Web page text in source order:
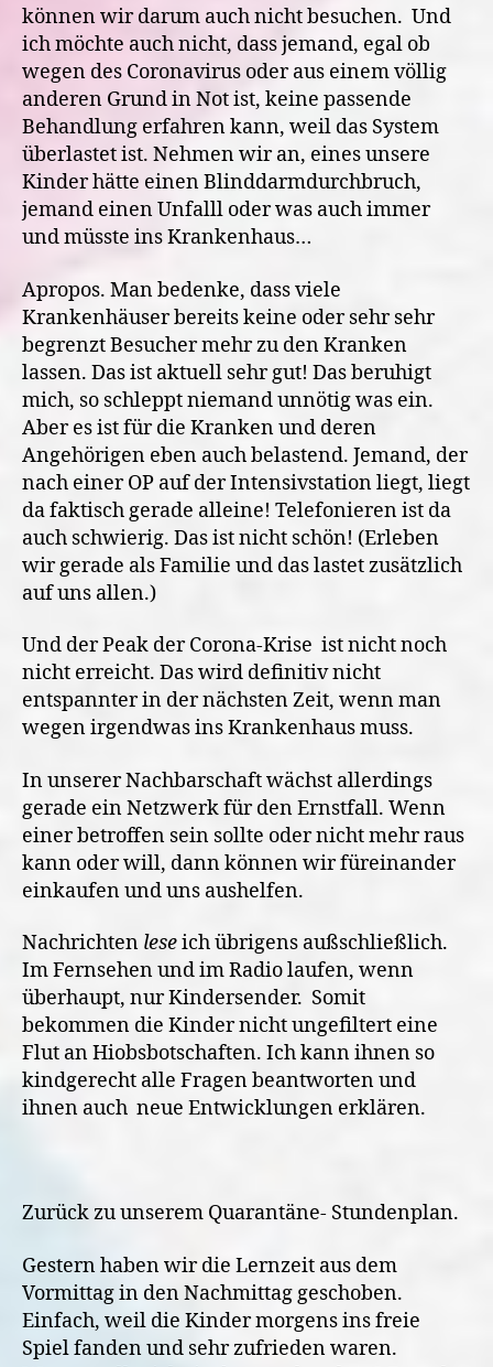
können wir darum auch nicht besuchen. Und
ich möchte auch nicht, dass jemand, egal ob
wegen des Coronavirus oder aus einem völlig
anderen Grund in Not ist, keine passende
Behandlung erfahren kann, weil das System
überlastet ist. Nehmen wir an, eines unsere
Kinder hätte einen Blinddarmdurchbruch,
jemand einen Unfalll oder was auch immer
und müsste ins Krankenhaus…
Apropos. Man bedenke, dass viele
Krankenhäuser bereits keine oder sehr sehr
begrenzt Besucher mehr zu den Kranken
lassen. Das ist aktuell sehr gut! Das beruhigt
mich, so schleppt niemand unnötig was ein.
Aber es ist für die Kranken und deren
Angehörigen eben auch belastend. Jemand, der
nach einer OP auf der Intensivstation liegt, liegt
da faktisch gerade alleine! Telefonieren ist da
auch schwierig. Das ist nicht schön! (Erleben
wir gerade als Familie und das lastet zusätzlich
auf uns allen.)
Und der Peak der Corona-Krise ist nicht noch
nicht erreicht. Das wird definitiv nicht
entspannter in der nächsten Zeit, wenn man
wegen irgendwas ins Krankenhaus muss.
In unserer Nachbarschaft wächst allerdings
gerade ein Netzwerk für den Ernstfall. Wenn
einer betroffen sein sollte oder nicht mehr raus
kann oder will, dann können wir füreinander
einkaufen und uns aushelfen.
Nachrichten leseich übrigens außschließlich.
Im Fernsehen und im Radio laufen, wenn
überhaupt, nur Kindersender. Somit
bekommen die Kinder nicht ungefiltert eine
Flut an Hiobsbotschaften. Ich kann ihnen so
kindgerecht alle Fragen beantworten und
ihnen auch neue Entwicklungen erklären.
Zurück zu unserem Quarantäne- Stundenplan.
Gestern haben wir die Lernzeit aus dem
Vormittag in den Nachmittag geschoben.
Einfach, weil die Kinder morgens ins freie
Spiel fanden und sehr zufrieden waren.